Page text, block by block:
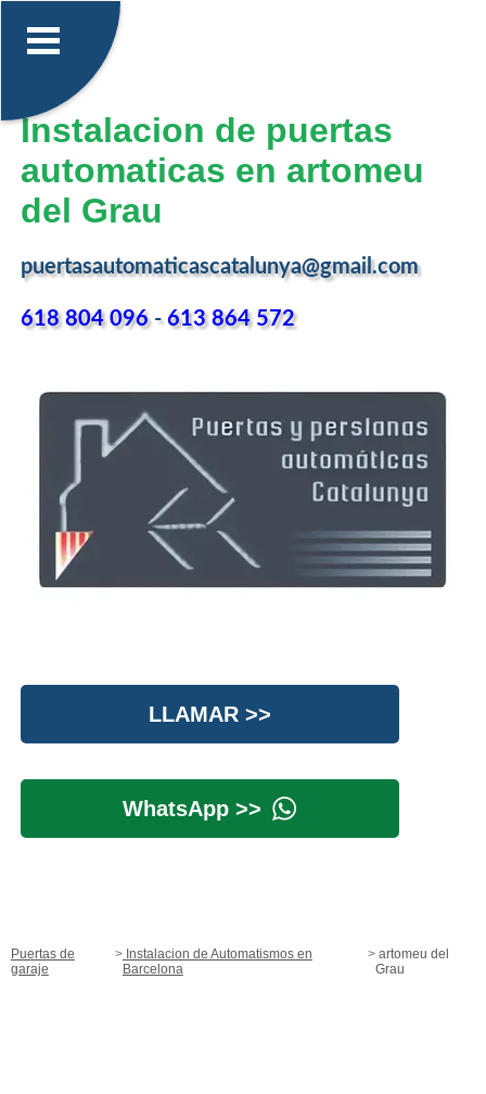
Instalacion de puertas
automaticas en artomeu
del Grau
puertasautomaticascatalunya@gmail.com
618 804 096-613 864 572
LLAMAR >>
WhatsApp >>
Puertas de
garaje
Instalacion de Automatismos en
Barcelona
artomeu del
Grau